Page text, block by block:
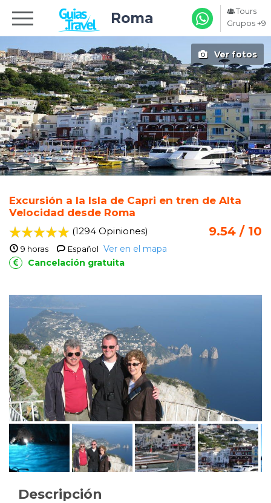
Roma
Tours
Grupos +9
Ver fotos
Excursión a la Isla de Capri en tren de Alta
Velocidad desde Roma
9.54 / 10
(1294 Opiniones)
Español
9 horas
Ver en el mapa
Cancelación gratuita
Descripción